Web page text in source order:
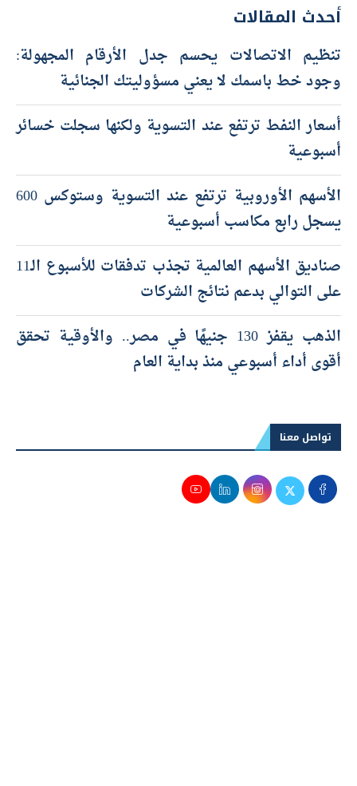
أحدث المقالات
تنظيم الاتصالات يحسم جدل الأرقام المجهولة:
وجود خط باسمك لا يعني مسؤوليتك الجنائية
أسعار النفط ترتفع عند التسوية ولكنها سجلت خسائر
أسبوعية
الأسهم الأوروبية ترتفع عند التسوية وستوكس 600
يسجل رابع مكاسب أسبوعية
صناديق الأسهم العالمية تجذب تدفقات للأسبوع الـ11
على التوالي بدعم نتائج الشركات
الذهب يقفز 130 جنيهًا في مصر.. والأوقية تحقق
أقوى أداء أسبوعي منذ بداية العام
تواصل معنا